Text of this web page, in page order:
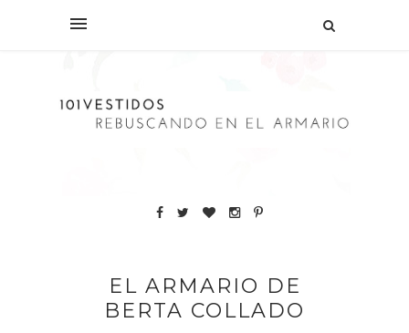
EL ARMARIO DE
BERTA COLLADO